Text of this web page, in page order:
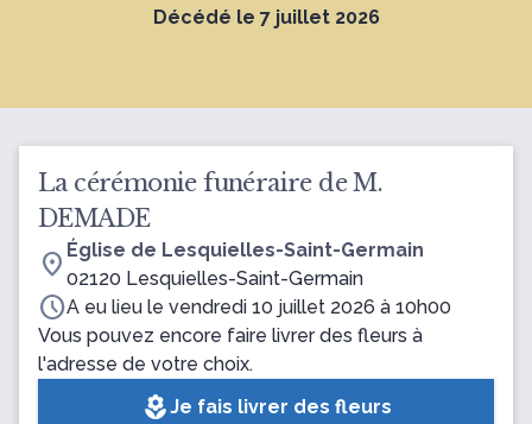
Décédé le 7 juillet 2026
La cérémonie funéraire de M.
DEMADE
location_on Église de Lesquielles-Saint-Germain
02120 Lesquielles-Saint-Germain
scheduleA eu lieu le vendredi 10 juillet 2026 à 10h00
Vous pouvez encore faire livrer des fleurs à
l'adresse de votre choix.
local_floristJe fais livrer des fleurs